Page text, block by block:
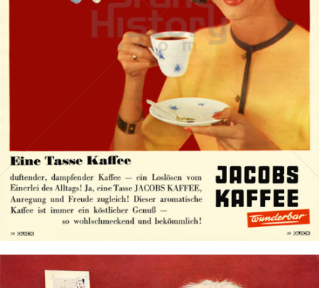
JACOBS KAFFEE Kraft Foods 1963
Bild-ID: 14751